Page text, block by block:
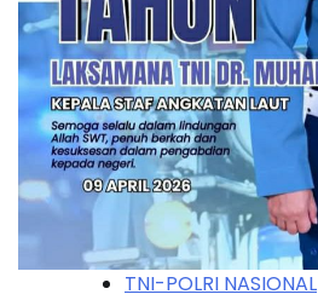
TNI-POLRI NASIONAL